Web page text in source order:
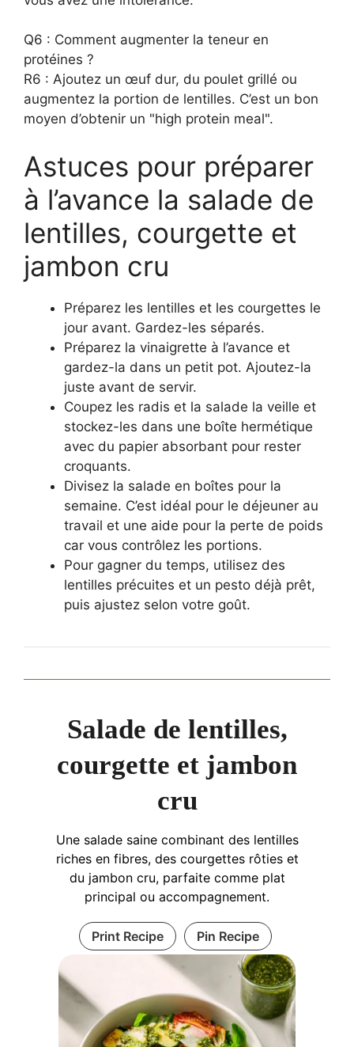
Q6 : Comment augmenter la teneur en
protéines ?
R6 : Ajoutez un œuf dur, du poulet grillé ou
augmentez la portion de lentilles. C’est un bon
moyen d’obtenir un "high protein meal".
Astuces pour préparer
à l’avance la salade de
lentilles, courgette et
jambon cru
Préparez les lentilles et les courgettes le
jour avant. Gardez-les séparés.
Préparez la vinaigrette à l’avance et
gardez-la dans un petit pot. Ajoutez-la
juste avant de servir.
Coupez les radis et la salade la veille et
stockez-les dans une boîte hermétique
avec du papier absorbant pour rester
croquants.
Divisez la salade en boîtes pour la
semaine. C’est idéal pour le déjeuner au
travail et une aide pour la perte de poids
car vous contrôlez les portions.
Pour gagner du temps, utilisez des
lentilles précuites et un pesto déjà prêt,
puis ajustez selon votre goût.
Salade de lentilles,
courgette et jambon
cru
Une salade saine combinant des lentilles
riches en fibres, des courgettes rôties et
du jambon cru, parfaite comme plat
principal ou accompagnement.
Print Recipe Pin Recipe